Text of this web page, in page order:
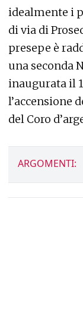
idealmente i
di via di
presepe è
una seconda
inaugurata il
l’accensione
del Coro
ARGOMENTI: